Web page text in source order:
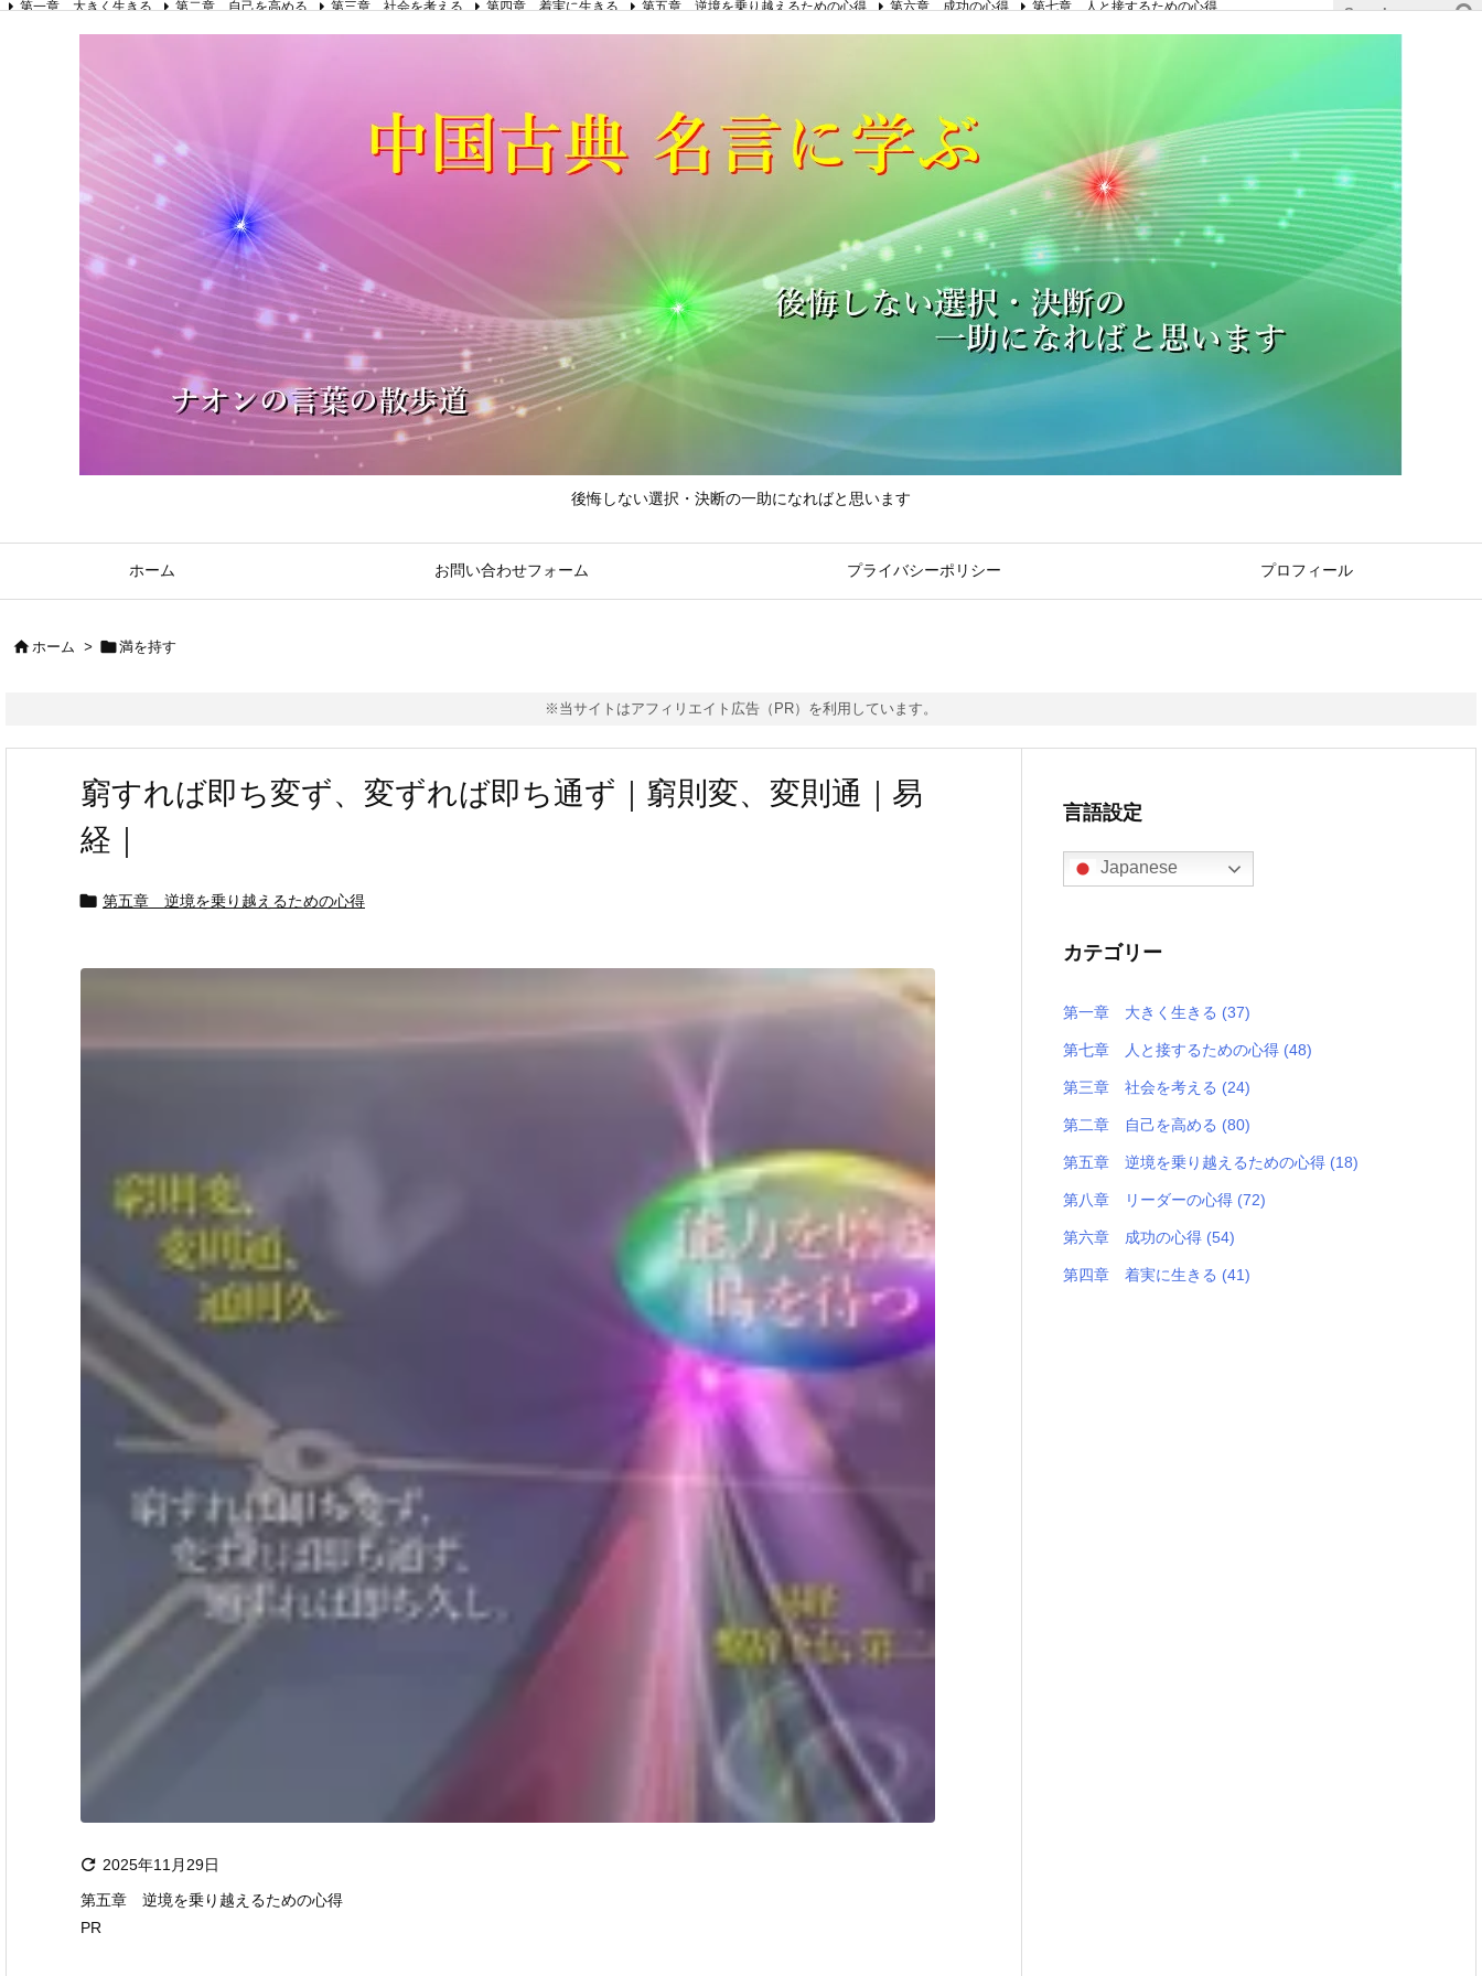
後悔しない選択・決断の一助になればと思います
ホーム お問い合わせフォーム プライバシーポリシー プロフィール
第一章 大きく生きる 第二章 自己を高める 第三章 社会を考える 第四章 着実に生きる 第五章 逆境を乗り越えるための心得 第六章 成功の心得
第七章 人と接するための心得
ホーム > 満を持す
※当サイトはアフィリエイト広告（PR）を利用しています。
窮すれば即ち変ず、変ずれば即ち通ず｜窮則変、変則通｜易
経｜
 第五章 逆境を乗り越えるための心得
 2025年11月29日
第五章 逆境を乗り越えるための心得
PR
言語設定
Japanese
カテゴリー
第一章 大きく生きる (37)
第七章 人と接するための心得 (48)
第三章 社会を考える (24)
第二章 自己を高める (80)
第五章 逆境を乗り越えるための心得 (18)
第八章 リーダーの心得 (72)
第六章 成功の心得 (54)
第四章 着実に生きる (41)